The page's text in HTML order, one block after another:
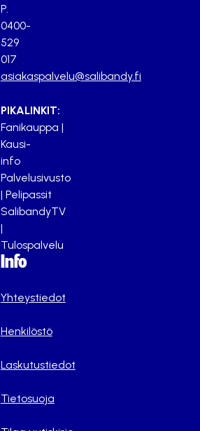
P.
0400-
529
017
asiakaspalvelu@salibandy.fi
PIKALINKIT:
Fanikauppa |
Kausi-
info
Palvelusivusto
| Pelipassit
SalibandyTV
|
Tulospalvelu
Info
Yhteystiedot
Henkilöstö
Laskutustiedot
Tietosuoja